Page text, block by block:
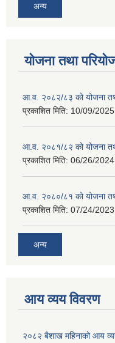
अन्य
योजना तथा
आ.व. २०८२/८३ को योजना
प्रकाशित मिति: 10/09/
आ.व. २०८१/८२ को योजना
प्रकाशित मिति: 06/26/
आ.व. २०८०/८१ को योजना
प्रकाशित मिति: 07/24/
अन्य
आय व्यय विवरण
२०८२ बैशाख महिनाको आय